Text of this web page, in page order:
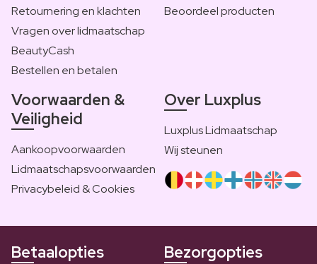
Retournering en klachten
Vragen over lidmaatschap
BeautyCash
Bestellen en betalen
Beoordeel producten
Voorwaarden &
Veiligheid
Aankoopvoorwaarden
Lidmaatschapsvoorwaarden
Privacybeleid & Cookies
Over Luxplus
Luxplus Lidmaatschap
Wij steunen
Betaalopties Bezorgopties